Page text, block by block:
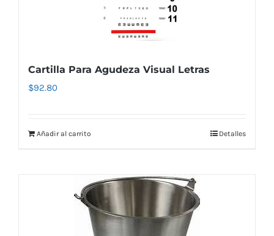
Cartilla Para Agudeza Visual Letras
$92.80
Añadir al carrito Detalles